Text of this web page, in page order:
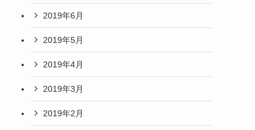
2019年6月
2019年5月
2019年4月
2019年3月
2019年2月